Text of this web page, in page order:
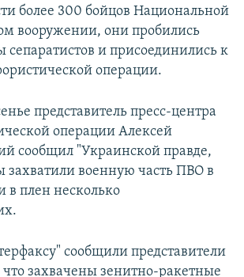
более 300 бойцов Национальной
вооружении, они пробились
сепаратистов и присоединились к
операции.
представитель пресс-центра
операции Алексей
сообщил "Украинской правде,
захватили военную часть ПВО в
в плен несколько
сообщили представители
захвачены зенитно-ракетные